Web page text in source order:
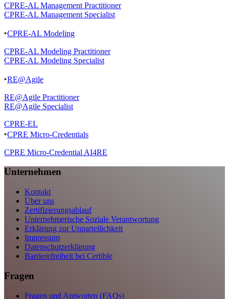
CPRE-AL Management Practitioner
CPRE-AL Management Specialist
‣CPRE-AL Modeling
CPRE-AL Modeling Practitioner
CPRE-AL Modeling Specialist
‣RE@Agile
RE@Agile Practitioner
RE@Agile Specialist
CPRE-EL
‣CPRE Micro-Credentials
CPRE Micro-Credential AI4RE
Unternehmen
Kontakt
Über uns
Zertifizierungsablauf
Unternehmerische Soziale Verantwortung
Erklärung zur Unparteilichkeit
Impressum
Datenschutzerklärung
Barrierefreiheit bei Certible
Fragen
Fragen und Antworten (FAQs)